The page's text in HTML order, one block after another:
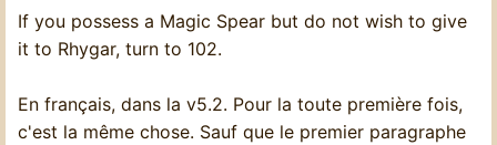
If you possess a Magic Spear but do not wish to give
it to Rhygar, turn to 102.
En français, dans la v5.2. Pour la toute première fois,
c'est la même chose. Sauf que le premier paragraphe